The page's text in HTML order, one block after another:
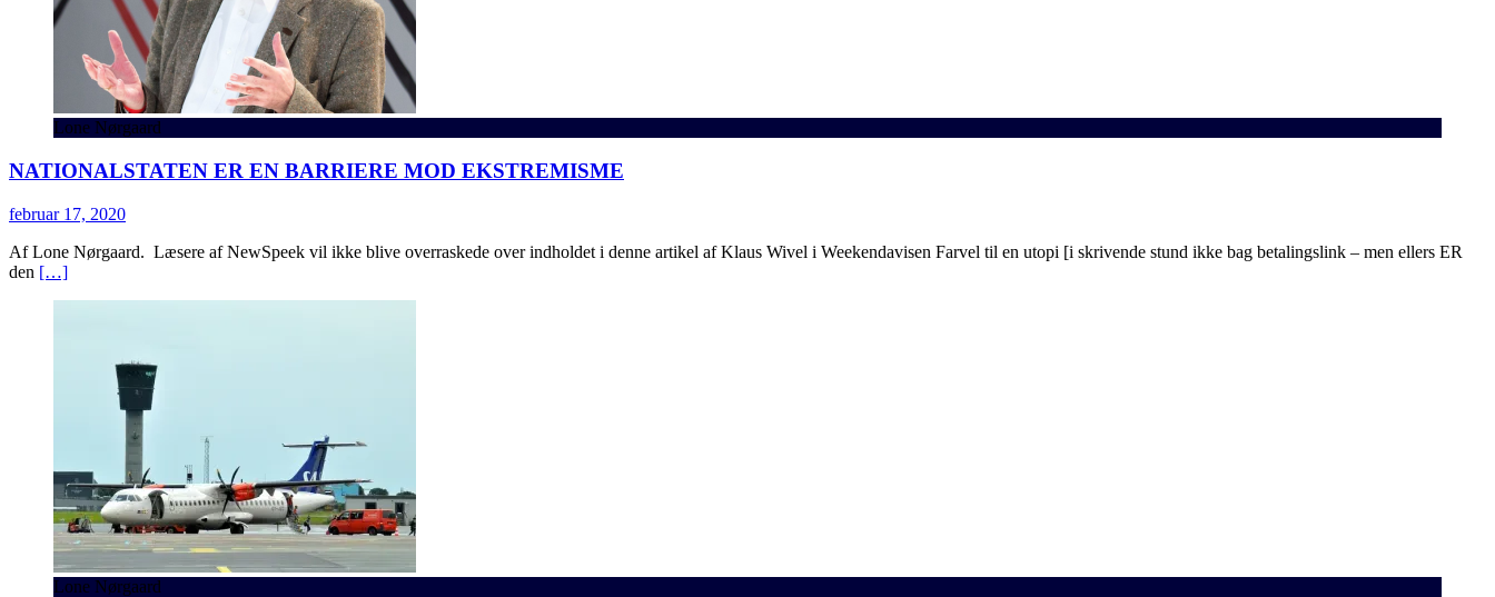
Lone Nørgaard
NATIONALSTATEN ER EN BARRIERE MOD EKSTREMISME
februar 17, 2020
Af Lone Nørgaard. Læsere af NewSpeek vil ikke blive overraskede over indholdet i denne artikel af Klaus Wivel i Weekendavisen Farvel til en utopi [i skrivende stund ikke bag betalingslink – men ellers ER
den […]
Lone Nørgaard